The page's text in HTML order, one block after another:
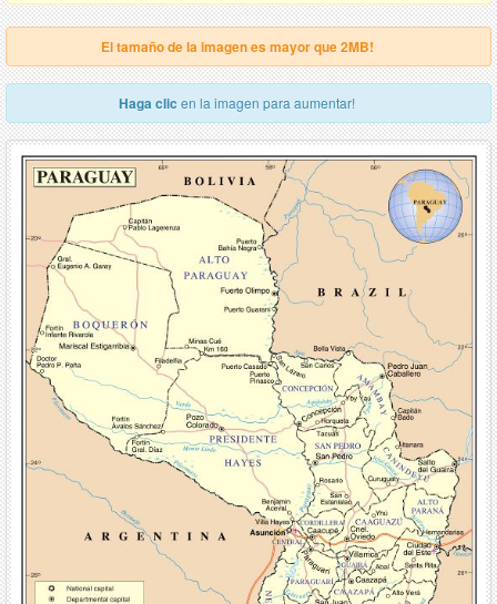
El tamaño de la imagen es mayor que 2MB!
Haga clic en la imagen para aumentar!